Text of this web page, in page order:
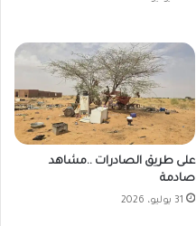
على طريق الصادرات ..مشاهد
صادمة
31 يوليو، 2026